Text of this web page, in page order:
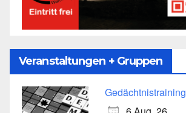
Veranstaltungen + Gruppen
Gedächtnistraining